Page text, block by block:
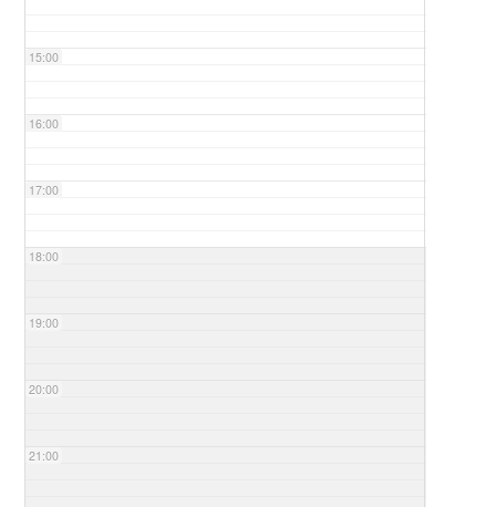
15:00
16:00
17:00
18:00
19:00
20:00
21:00